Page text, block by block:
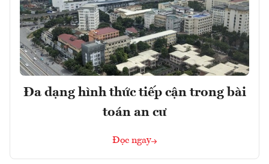
Đa dạng hình thức tiếp cận trong bài
toán an cư
Đọc ngay